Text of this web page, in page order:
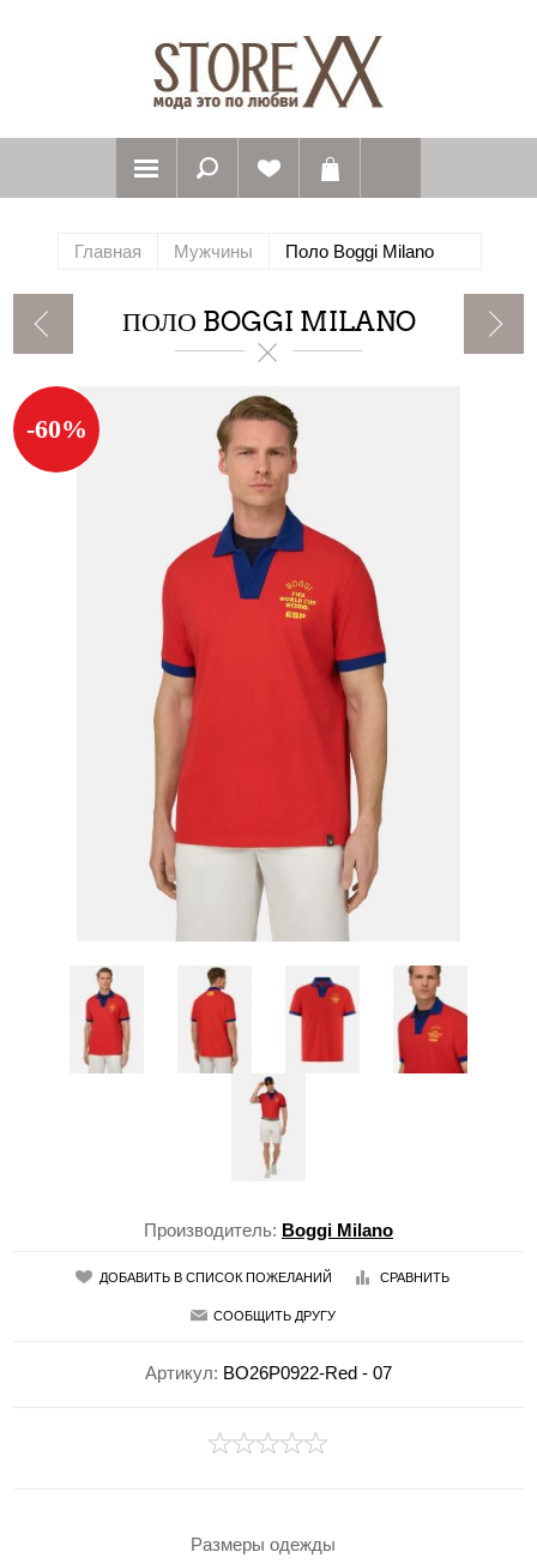
Главная Мужчины Поло Boggi Milano
ПОЛО BOGGI MILANO
-60%
Производитель: Boggi Milano
ДОБАВИТЬ В СПИСОК ПОЖЕЛАНИЙ СРАВНИТЬ
СООБЩИТЬ ДРУГУ
Артикул: BO26P0922-Red - 07
Размеры одежды